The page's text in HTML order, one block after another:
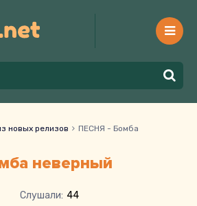
новых релизов
ПЕСНЯ - Бомба
неверный
Слушали: 44